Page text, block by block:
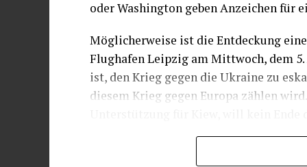
oder Washington geben Anzeichen für
Möglicherweise ist die Entdeckung
Flughafen Leipzig am Mittwoch, dem
ist, den Krieg gegen die Ukraine zu
diesem Krieg gegen Europa zählen
War die Drohne mit dem Sprengstoff